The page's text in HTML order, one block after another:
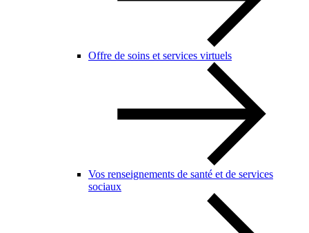
Offre de soins et services virtuels
Vos renseignements de santé et de services
sociaux